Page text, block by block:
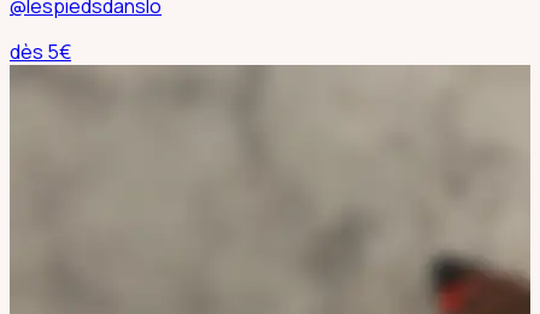
@lespiedsdanslo
dès 5€